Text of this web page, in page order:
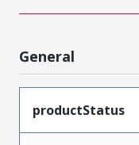
General
productStatus